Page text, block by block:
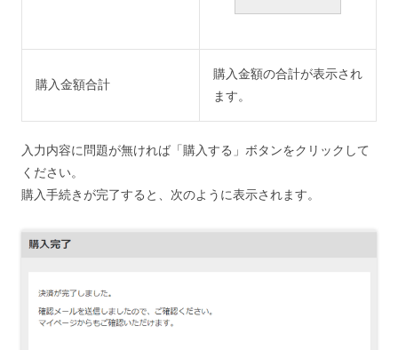
購入金額合計
購入金額の合計が表示され
ます。
入力内容に問題が無ければ「購入する」ボタンをクリックして
ください。
購入手続きが完了すると、次のように表示されます。